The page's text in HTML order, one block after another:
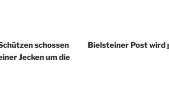
schossen
Jecken um die
Bielsteiner Post wird